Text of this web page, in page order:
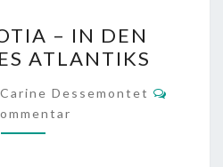
SCOTIA
–
IN
DEN
ARMEN
– IN DEN
ATLANTIKS
Carine Dessemontet